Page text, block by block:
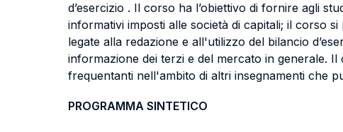
d’esercizio . Il corso ha l’obiettivo di fornire agli
informativi imposti alle società di capitali; il corso
legate alla redazione e all'utilizzo del bilancio
informazione dei terzi e del mercato in generale.
frequentanti nell'ambito di altri insegnamenti che
PROGRAMMA SINTETICO